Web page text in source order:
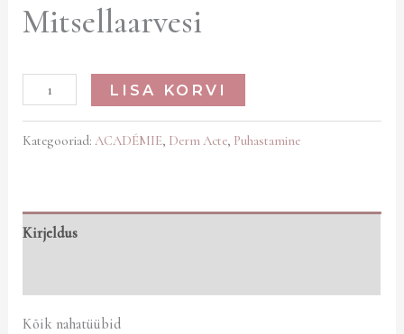
Mitsellaarvesi
LISA KORVI
Kategooriad:ACADÉMIE, Derm Acte, Puhastamine
Kirjeldus
Kõik nahatüübid